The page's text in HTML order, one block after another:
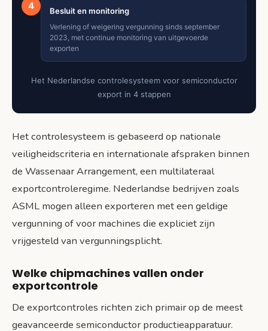
4 Besluit en monitoring
Verlening of weigering vergunning sinds september
2023, met continue monitoring van uitgevoerde
exporten
Het Nederlandse controlesysteem voor semiconductor
export in 4 stappen
Het controlesysteem is gebaseerd op nationale
veiligheidscriteria en internationale afspraken binnen
de Wassenaar Arrangement, een multilateraal
exportcontroleregime. Nederlandse bedrijven zoals
ASML mogen alleen exporteren met een geldige
vergunning of voor machines die expliciet zijn
vrijgesteld van vergunningsplicht.
Welke chipmachines vallen onder
exportcontrole
De exportcontroles richten zich primair op de meest
geavanceerde semiconductor productieapparatuur.